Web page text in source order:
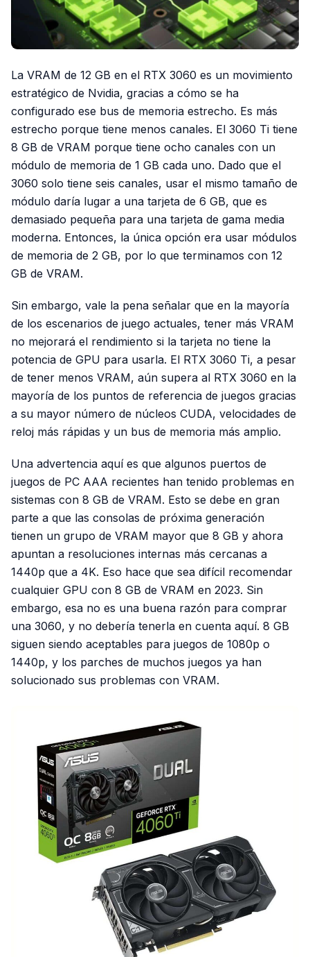
La VRAM de 12 GB en el RTX 3060 es un movimiento
estratégico de Nvidia, gracias a cómo se ha
configurado ese bus de memoria estrecho. Es más
estrecho porque tiene menos canales. El 3060 Ti tiene
8 GB de VRAM porque tiene ocho canales con un
módulo de memoria de 1 GB cada uno. Dado que el
3060 solo tiene seis canales, usar el mismo tamaño de
módulo daría lugar a una tarjeta de 6 GB, que es
demasiado pequeña para una tarjeta de gama media
moderna. Entonces, la única opción era usar módulos
de memoria de 2 GB, por lo que terminamos con 12
GB de VRAM.
Sin embargo, vale la pena señalar que en la mayoría
de los escenarios de juego actuales, tener más VRAM
no mejorará el rendimiento si la tarjeta no tiene la
potencia de GPU para usarla. El RTX 3060 Ti, a pesar
de tener menos VRAM, aún supera al RTX 3060 en la
mayoría de los puntos de referencia de juegos gracias
a su mayor número de núcleos CUDA, velocidades de
reloj más rápidas y un bus de memoria más amplio.
Una advertencia aquí es que algunos puertos de
juegos de PC AAA recientes han tenido problemas en
sistemas con 8 GB de VRAM. Esto se debe en gran
parte a que las consolas de próxima generación
tienen un grupo de VRAM mayor que 8 GB y ahora
apuntan a resoluciones internas más cercanas a
1440p que a 4K. Eso hace que sea difícil recomendar
cualquier GPU con 8 GB de VRAM en 2023. Sin
embargo, esa no es una buena razón para comprar
una 3060, y no debería tenerla en cuenta aquí. 8 GB
siguen siendo aceptables para juegos de 1080p o
1440p, y los parches de muchos juegos ya han
solucionado sus problemas con VRAM.